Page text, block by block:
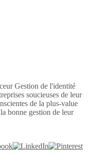
Gestion de l'identité
soucieuses de leur
de la plus-value
bonne gestion de leur